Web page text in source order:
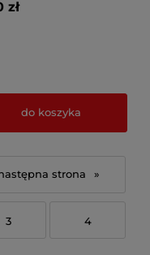
zł
do koszyka
3 4
»